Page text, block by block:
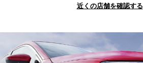
近くの店舗を確認する